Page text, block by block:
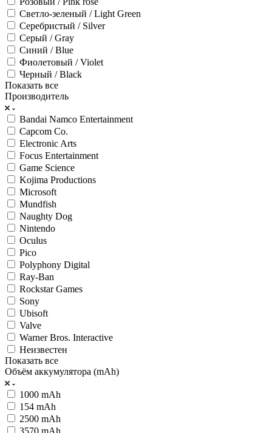
Светло-зеленый / Light Green
Серебристый / Silver
Серый / Gray
Синий / Blue
Фиолетовый / Violet
Черный / Black
Показать все
Производитель
Bandai Namco Entertainment
Capcom Co.
Electronic Arts
Focus Entertainment
Game Science
Kojima Productions
Microsoft
Mundfish
Naughty Dog
Nintendo
Oculus
Pico
Polyphony Digital
Ray-Ban
Rockstar Games
Sony
Ubisoft
Valve
Warner Bros. Interactive
Неизвестен
Показать все
Объём аккумулятора (mAh)
1000 mAh
154 mAh
2500 mAh
3570 mAh